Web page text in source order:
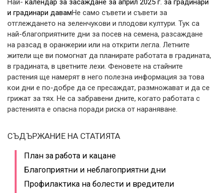
Най- календар за засаждане за април 2025 г. за градинари
и градинари давамНе само съвети и съвети за
отглеждането на зеленчукови и плодови култури. Тук са
най-благоприятните дни за посев на семена, разсаждане
на разсад в оранжерии или на открити легла. Летните
жители ще ви помогнат да планирате работата в градината,
в градината, в цветните лехи. Феновете на стайните
растения ще намерят в него полезна информация за това
кои дни е по-добре да се пресаждат, размножават и да се
грижат за тях. Не са забравени дните, когато работата с
растенията е опасна поради риска от нараняване.
СЪДЪРЖАНИЕ НА СТАТИЯТА
План за работа и кацане
Благоприятни и неблагоприятни дни
Профилактика на болести и вредители